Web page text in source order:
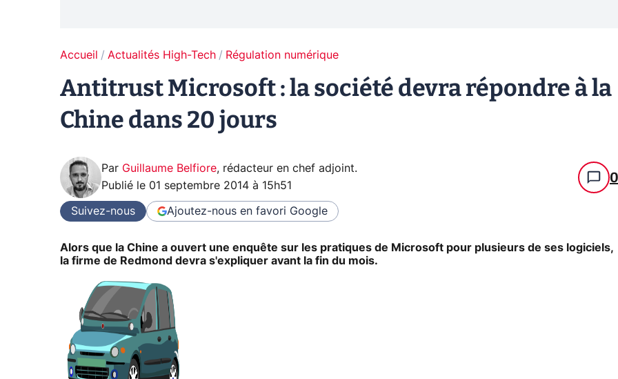
Accueil Actualités High-Tech Régulation numérique
Antitrust Microsoft : la société devra répondre à la
Chine dans 20 jours
Par Guillaume Belfiore, rédacteur en chef adjoint.
Publié le 01 septembre 2014 à 15h51 0
Suivez-nous Ajoutez-nous en favori Google
Alors que la Chine a ouvert une enquête sur les pratiques de Microsoft pour plusieurs de ses logiciels,
la firme de Redmond devra s'expliquer avant la fin du mois.